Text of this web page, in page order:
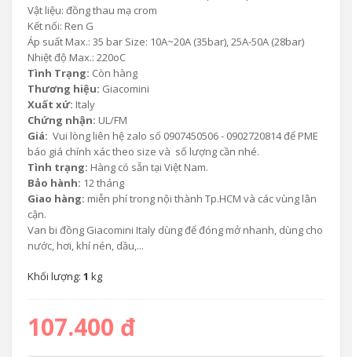
Vật liệu: đồng thau mạ crom
Kết nối: Ren G
Áp suất Max.: 35 bar Size: 10A~20A (35bar), 25A-50A (28bar)
Nhiệt độ Max.: 220oC
Tình Trạng: Còn hàng
Thương hiệu: Giacomini
Xuất xứ: Italy
Chứng nhận: UL/FM
Giá: Vui lòng liên hệ zalo số 0907450506 - 0902720814 để PME
báo giá chính xác theo size và số lượng cần nhé.
Tình trạng: Hàng có sẵn tại Việt Nam.
Bảo hành: 12 tháng
Giao hàng: miễn phí trong nội thành Tp.HCM và các vùng lân
cận.
Van bi đồng Giacomini Italy dùng để đóng mở nhanh, dùng cho
nước, hơi, khí nén, dầu,...
Khối lượng: 1 kg
107.400 đ